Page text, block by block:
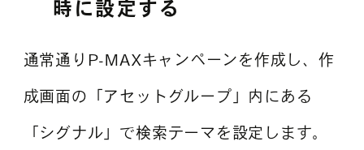
時に設定する
通常通りP-MAXキャンペーンを作成し、作
成画面の「アセットグループ」内にある
「シグナル」で検索テーマを設定します。